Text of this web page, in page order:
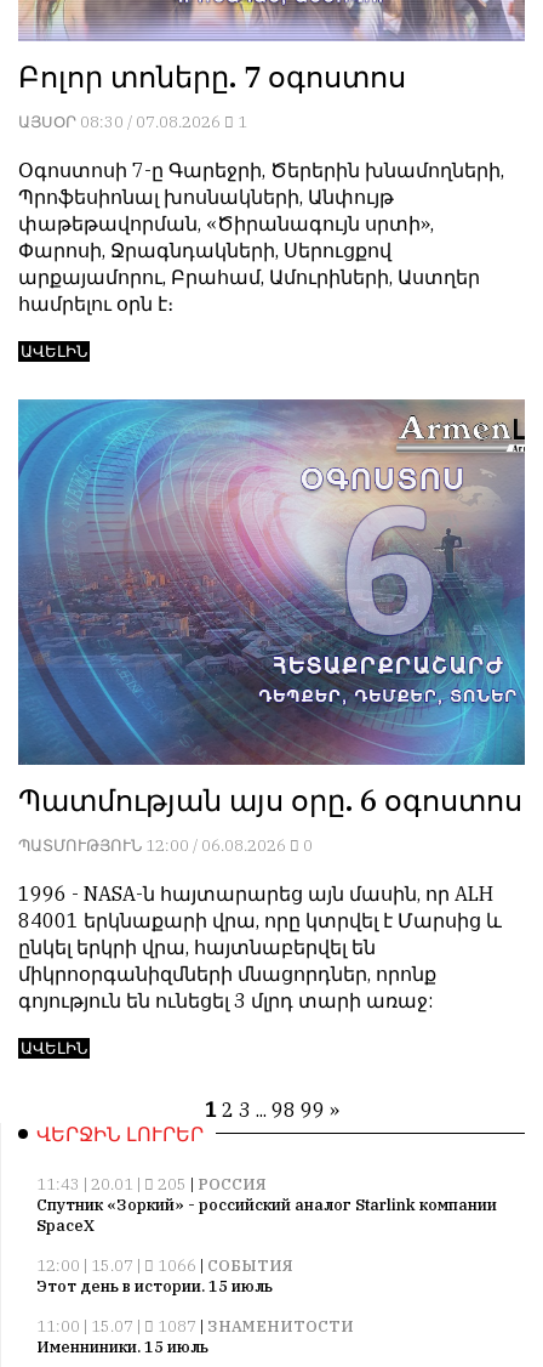
Բոլոր տոները. 7 օգոստոս
ԱՅՍՕՐ 08:30 / 07.08.2026 1
Օգոստոսի 7-ը Գարեջրի, Ծերերին խնամողների,
Պրոֆեսիոնալ խոսնակների, Անփույթ
փաթեթավորման, «Ծիրանագույն սրտի»,
Փարոսի, Ջրագնդակների, Սերուցքով
արքայամորու, Բրահամ, Ամուրիների, Աստղեր
համրելու օրն է։
ԱՎԵԼԻՆ
Պատմության այս օրը. 6 օգոստոս
ՊԱՏՄՈՒԹՅՈՒՆ 12:00 / 06.08.2026 0
1996 - NASA-ն հայտարարեց այն մասին, որ ALH
84001 երկնաքարի վրա, որը կտրվել է Մարսից և
ընկել երկրի վրա, հայտնաբերվել են
միկրոօրգանիզմների մնացորդներ, որոնք
գոյություն են ունեցել 3 մլրդ տարի առաջ:
ԱՎԵԼԻՆ
1 2 3 ... 98 99 »
ՎԵՐՋԻՆ ԼՈՒՐԵՐ
11:43 | 20.01 | 205 | РОССИЯ
Спутник «Зоркий» - российский аналог Starlink компании
SpaceX
12:00 | 15.07 |
1066 | СОБЫТИЯ
Этот день в истории. 15 июль
11:00 | 15.07 |
1087 | ЗНАМЕНИТОСТИ
Именниники. 15 июль